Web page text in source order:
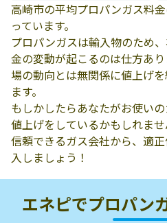
高崎市の平均プロパンガス料
っています。
プロパンガスは輸入物のため
金の変動が起こるのは仕方あ
場の動向とは無関係に値上げ
ます。
もしかしたらあなたがお使い
値上げをしているかもしれませ
信頼できるガス会社から、適
入しましょう！
エネピでプロパン